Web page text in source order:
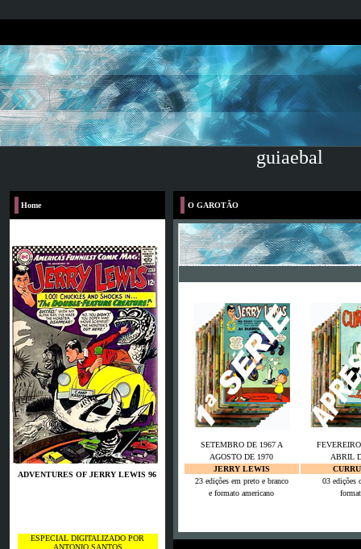
guiaebal
Home
ADVENTURES OF JERRY LEWIS 96
ESPECIAL DIGITALIZADO POR
ANTONIO SANTOS
O GAROTÃO
SETEMBRO DE 1967 A
AGOSTO DE 1970
ABRIL
JERRY LEWIS
23 edições em preto e branco
03 edições
e formato americano